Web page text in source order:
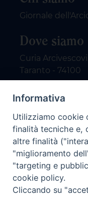
Giornale
Dove siamo
Curia
Taranto - 74100
Contatti
email:
tel: 0994525780
tel 2:
Newsletter
Informativa
Utilizziamo cookie
finalità tecniche e,
altre finalità
"miglioramento
"targeting e
cookie policy.
Cliccando su